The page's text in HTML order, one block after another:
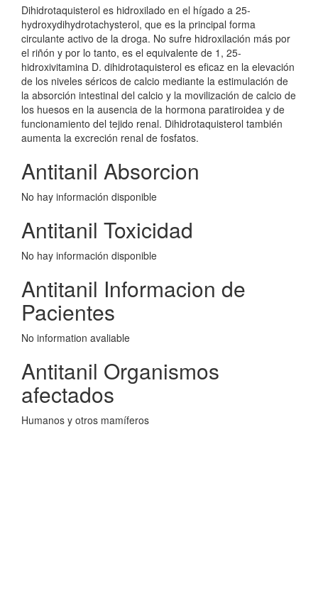
Dihidrotaquisterol es hidroxilado en el hígado a 25-
hydroxydihydrotachysterol, que es la principal forma
circulante activo de la droga. No sufre hidroxilación más por
el riñón y por lo tanto, es el equivalente de 1, 25-
hidroxivitamina D. dihidrotaquisterol es eficaz en la elevación
de los niveles séricos de calcio mediante la estimulación de
la absorción intestinal del calcio y la movilización de calcio de
los huesos en la ausencia de la hormona paratiroidea y de
funcionamiento del tejido renal. Dihidrotaquisterol también
aumenta la excreción renal de fosfatos.
Antitanil Absorcion
No hay información disponible
Antitanil Toxicidad
No hay información disponible
Antitanil Informacion de
Pacientes
No information avaliable
Antitanil Organismos
afectados
Humanos y otros mamíferos